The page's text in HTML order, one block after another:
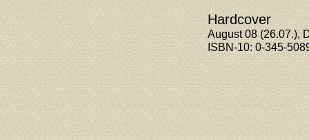
Hardcover
August 08 (26.07.),
ISBN-10: 0-345-